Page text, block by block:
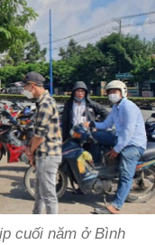
cuối năm ở Bình